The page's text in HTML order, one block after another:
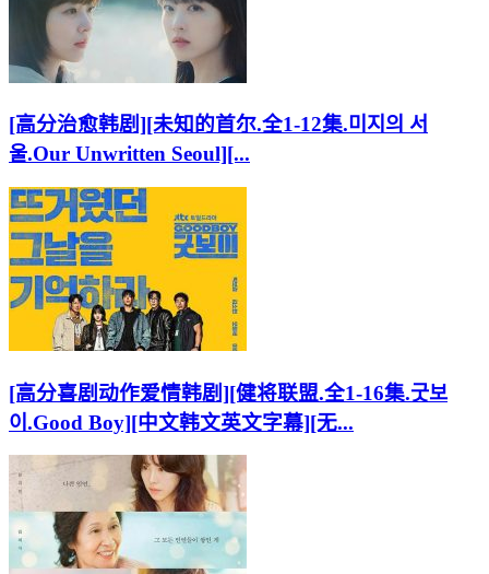
[高分治愈韩剧][未知的首尔.全1-12集.미지의 서
울.Our Unwritten Seoul][...
[高分喜剧动作爱情韩剧][健将联盟.全1-16集.굿보
이.Good Boy][中文韩文英文字幕][无...